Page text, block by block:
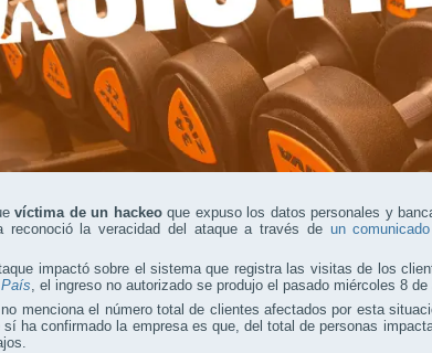
víctima de un hackeoque expuso los datos personales y
reconoció la veracidad del ataque a través de un
impactó sobre el sistema que registra las visitas de los
, el ingreso no autorizado se produjo el pasado miércoles 8 de
menciona el número total de clientes afectados por esta
sí ha confirmado la empresa es que, del total de personas